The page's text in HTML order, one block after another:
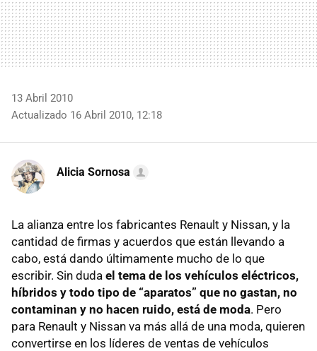
13 Abril 2010
Actualizado 16 Abril 2010, 12:18
Alicia Sornosa
La alianza entre los fabricantes Renault y Nissan, y la
cantidad de firmas y acuerdos que están llevando a
cabo, está dando últimamente mucho de lo que
escribir. Sin duda el tema de los vehículos eléctricos,
híbridos y todo tipo de “aparatos” que no gastan, no
contaminan y no hacen ruido, está de moda. Pero
para Renault y Nissan va más allá de una moda, quieren
convertirse en los líderes de ventas de vehículos